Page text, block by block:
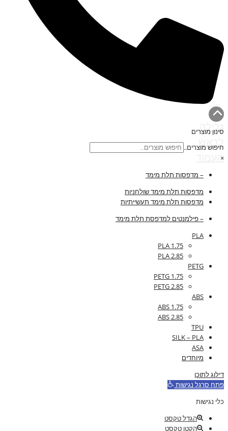
גלילה
העמוד
סינון מוצרים
חיפוש מוצרים..
×
– מדפסות תלת מימד
מדפסות תלת מימד שולחניות
מדפסות תלת מימד תעשייתיות
– פילמנטים למדפסת תלת מימד
PLA
PLA 1.75
PLA 2.85
PETG
PETG 1.75
PETG 2.85
ABS
ABS 1.75
ABS 2.85
TPU
SILK – PLA
ASA
מיוחדים
דילוג לתוכן
פתח סרגל נגישות
כלי נגישות
הגדל טקסט
הקטן טקסט